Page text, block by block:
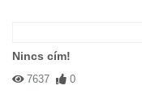
Nincs cím!
7637 0